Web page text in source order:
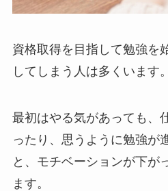
資格取得を目指して勉強を
してしまう人は多くいます。
最初はやる気があっても、
ったり、思うように勉強が
と、モチベーションが下が
ます。